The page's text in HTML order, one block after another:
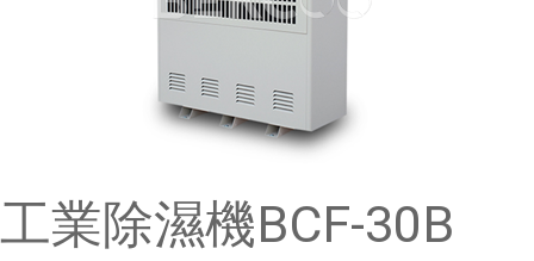
工業除濕機BCF-30B